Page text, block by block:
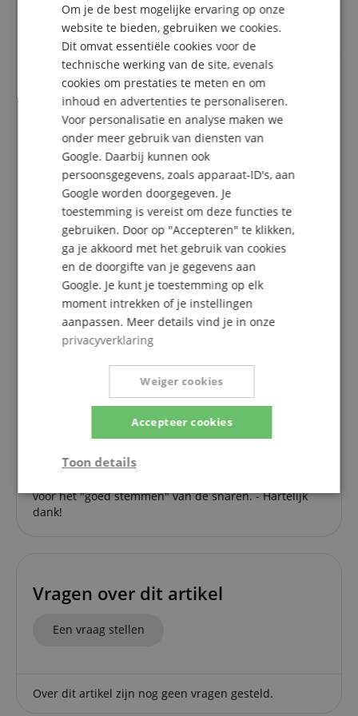
hun klantenaccount een beoordeling voor het
artikel geven.
Prachtig harpgeluid
Beoordeling doorJana op 20.08.2025
VariantAvora Keltische Harp Mahogany 19 Snaren
Deze beoordeling is automatisch vertaald. Originele taal
De Avora Keltische Harp Mahonie 19 snaren is een
echt cadeau voor mij als "nieuwkomer".
Ze heeft een prachtige warme houtkleur, is heel
gemakkelijk te dragen en te hanteren en kan dus
overal mee naartoe genomen worden (reisharp :-) ) De
harp klinkt betoverend mooi. De harmonieuze klank
en de kleine, delicate, slanke vorm openen
tegelijkertijd de zintuigen en het hart. Ik ben erg
dankbaar en blij met deze harp. Ik ben ook blij om het
aan beginners aan te bevelen, omdat je goed van
bladmuziek en fragmenten uit symfonieën en
liederen kunt spelen, maar ook veel kunt
improviseren, zodat het plezier in het harpspelen
blijft. - Een tip voor beginners: Kijk eens op internet
om te zien hoe de snaren van een Keltische harp
gestemd moeten worden. (Dat heb ik tenminste
bijgevoegde notitie, die de dikte van de nylonsnaren
voor het "goed stemmen" van de snaren. - Hartelijk
dank!
Vragen over dit artikel
Een vraag stellen
Over dit artikel zijn nog geen vragen gesteld.
SPANISH
Om je de best mogelijke ervaring op onze
website te bieden, gebruiken we cookies.
Dit omvat essentiële cookies voor de
technische werking van de site, evenals
cookies om prestaties te meten en om
inhoud en advertenties te personaliseren.
Voor personalisatie en analyse maken we
onder meer gebruik van diensten van
Google. Daarbij kunnen ook
persoonsgegevens, zoals apparaat-ID's, aan
Google worden doorgegeven. Je
toestemming is vereist om deze functies te
gebruiken. Door op "Accepteren" te klikken,
ga je akkoord met het gebruik van cookies
en de doorgifte van je gegevens aan
Google. Je kunt je toestemming op elk
moment intrekken of je instellingen
aanpassen. Meer details vind je in onze
privacyverklaring
Accepteer cookies
Weiger cookies
Toon details
Strikt
Prestatie Gericht op
geclassificeerd
Strikt noodzakelijk Prestatie
Gericht op